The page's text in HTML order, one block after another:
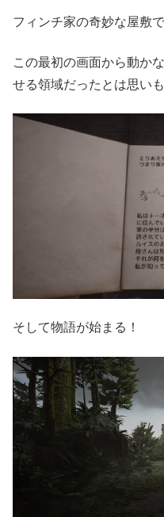
フィンチ家の奇妙な屋敷
この最初の画面から動か
せる領域だったとは思い
そして物語が始まる！